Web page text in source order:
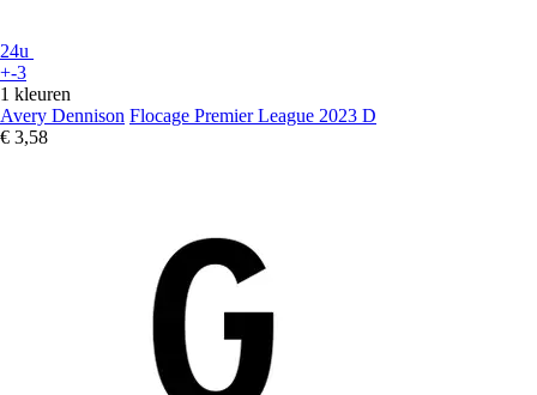
24u
+-3
1 kleuren
Avery Dennison Flocage Premier League 2023 D
€ 3,58